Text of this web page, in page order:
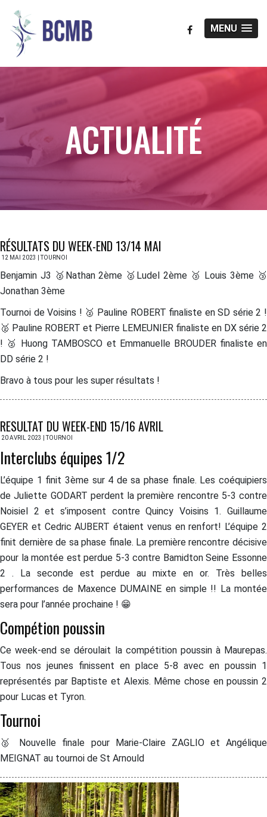
MENU
ACTUALITÉ
RÉSULTATS DU WEEK-END 13/14 MAI
12 MAI 2023 | TOURNOI
Benjamin J3 🥈Nathan 2ème 🥈Ludel 2ème 🥉 Louis 3ème 🥉
Jonathan 3ème
Tournoi de Voisins ! 🥈 Pauline ROBERT finaliste en SD série 2 !
🥈 Pauline ROBERT et Pierre LEMEUNIER finaliste en DX série 2
! 🥈 Huong TAMBOSCO et Emmanuelle BROUDER finaliste en
DD série 2 !
Bravo à tous pour les super résultats !
RESULTAT DU WEEK-END 15/16 AVRIL
20 AVRIL 2023 | TOURNOI
Interclubs équipes 1/2
L’équipe 1 finit 3ème sur 4 de sa phase finale. Les coéquipiers
de Juliette GODART perdent la première rencontre 5-3 contre
Noisiel 2 et s’imposent contre Quincy Voisins 1. Guillaume
GEYER et Cedric AUBERT étaient venus en renfort! L’équipe 2
finit dernière de sa phase finale. La première rencontre décisive
pour la montée est perdue 5-3 contre Bamidton Seine Essonne
2 . La seconde est perdue au mixte en or. Très belles
performances de Maxence DUMAINE en simple !! La montée
sera pour l’année prochaine ! 😁
Compétion poussin
Ce week-end se déroulait la compétition poussin à Maurepas.
Tous nos jeunes finissent en place 5-8 avec en poussin 1
représentés par Baptiste et Alexis. Même chose en poussin 2
pour Lucas et Tyron.
Tournoi
🥈 Nouvelle finale pour Marie-Claire ZAGLIO et Angélique
MEIGNAT au tournoi de St Arnould